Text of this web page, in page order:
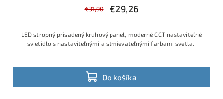
€31,90 €29,26
Do košíka
LED stropný prisadený kruhový panel, moderné CCT nastaviteľné
svietidlo s nastaviteľnými a stmievateľnými farbami svetla.